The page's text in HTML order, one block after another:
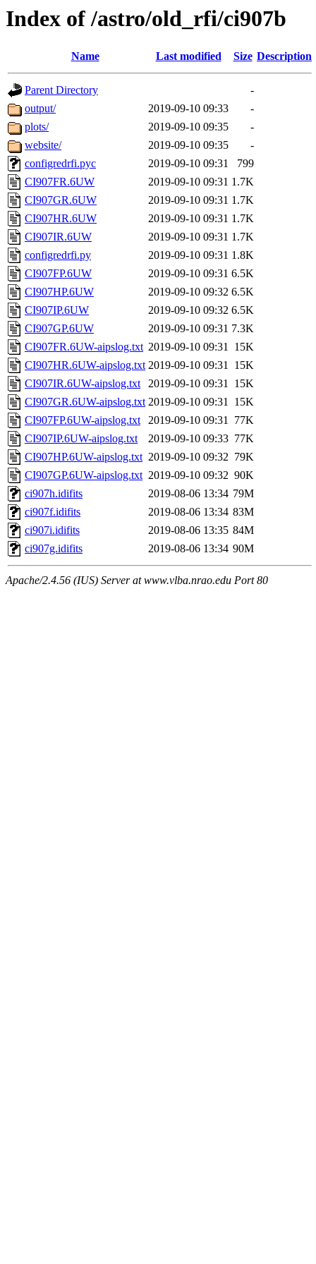
Index of /astro/old_rfi/ci907b
Name Last modified Size Description
Parent Directory
-
output/
2019-09-10 09:33
-
plots/
2019-09-10 09:35
-
website/
2019-09-10 09:35
-
configredrfi.pyc
2019-09-10 09:31
799
CI907FR.6UW
2019-09-10 09:31 1.7K
CI907GR.6UW
2019-09-10 09:31 1.7K
CI907HR.6UW
2019-09-10 09:31 1.7K
CI907IR.6UW
2019-09-10 09:31 1.7K
configredrfi.py
2019-09-10 09:31 1.8K
CI907FP.6UW
2019-09-10 09:31 6.5K
CI907HP.6UW
2019-09-10 09:32 6.5K
CI907IP.6UW
2019-09-10 09:32 6.5K
CI907GP.6UW
2019-09-10 09:31 7.3K
CI907FR.6UW-aipslog.txt 2019-09-10 09:31 15K
CI907HR.6UW-aipslog.txt 2019-09-10 09:31 15K
CI907IR.6UW-aipslog.txt
2019-09-10 09:31 15K
CI907GR.6UW-aipslog.txt 2019-09-10 09:31 15K
CI907FP.6UW-aipslog.txt
2019-09-10 09:31 77K
CI907IP.6UW-aipslog.txt
2019-09-10 09:33 77K
CI907HP.6UW-aipslog.txt 2019-09-10 09:32 79K
CI907GP.6UW-aipslog.txt 2019-09-10 09:32 90K
ci907h.idifits
2019-08-06 13:34 79M
ci907f.idifits
2019-08-06 13:34 83M
ci907i.idifits
2019-08-06 13:35 84M
ci907g.idifits
2019-08-06 13:34 90M
Apache/2.4.56 (IUS) Server at www.vlba.nrao.edu Port 80